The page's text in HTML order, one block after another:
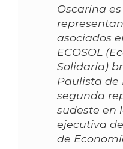
Oscarina
asociados
ECOSOL
Solidaria)
Paulista de
segunda
sudeste en
ejecutiva
de